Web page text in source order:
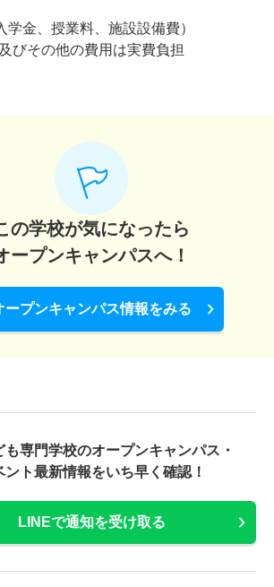
学金、授業料、施設設備費）
びその他の費用は実費負担
の学校が気になったら
ープンキャンパスへ！
ープンキャンパス情報をみる
も専門学校のオープンキャンパス・
ント最新情報をいち早く確認！
LINEで通知を受け取る